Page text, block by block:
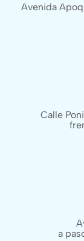
Avenida
Calle
a